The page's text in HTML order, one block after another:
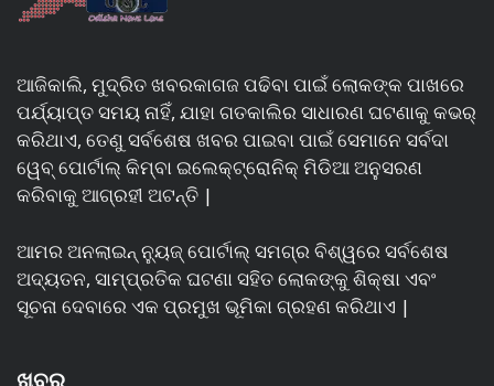
ଆଜିକାଲି, ମୁଦ୍ରିତ ଖବରକାଗଜ ପଢିବା ପାଇଁ ଲୋକଙ୍କ ପାଖରେ
ପର୍ଯ୍ୟାପ୍ତ ସମୟ ନାହିଁ, ଯାହା ଗତକାଲିର ସାଧାରଣ ଘଟଣାକୁ କଭର୍
କରିଥାଏ, ତେଣୁ ସର୍ବଶେଷ ଖବର ପାଇବା ପାଇଁ ସେମାନେ ସର୍ବଦା
ୱେବ୍ ପୋର୍ଟାଲ୍ କିମ୍ବା ଇଲେକ୍ଟ୍ରୋନିକ୍ ମିଡିଆ ଅନୁସରଣ
କରିବାକୁ ଆଗ୍ରହୀ ଅଟନ୍ତି |
ଆମର ଅନଲାଇନ୍ ନ୍ୟୁଜ୍ ପୋର୍ଟାଲ୍ ସମଗ୍ର ବିଶ୍ୱରେ ସର୍ବଶେଷ
ଅଦ୍ୟତନ, ସାମ୍ପ୍ରତିକ ଘଟଣା ସହିତ ଲୋକଙ୍କୁ ଶିକ୍ଷା ଏବଂ
ସୂଚନା ଦେବାରେ ଏକ ପ୍ରମୁଖ ଭୂମିକା ଗ୍ରହଣ କରିଥାଏ |
ଖବର